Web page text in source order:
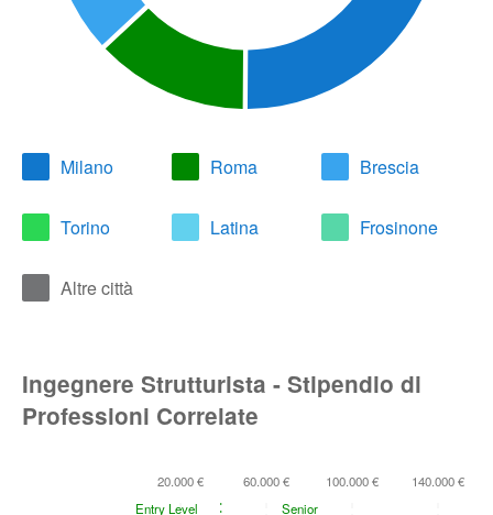
Milano Roma Brescia
Torino Latina Frosinone
Altre città
Ingegnere Strutturista - Stipendio di
Professioni Correlate
20.000 € 60.000 € 100.000 € 140.000 €
Entry Level Senior